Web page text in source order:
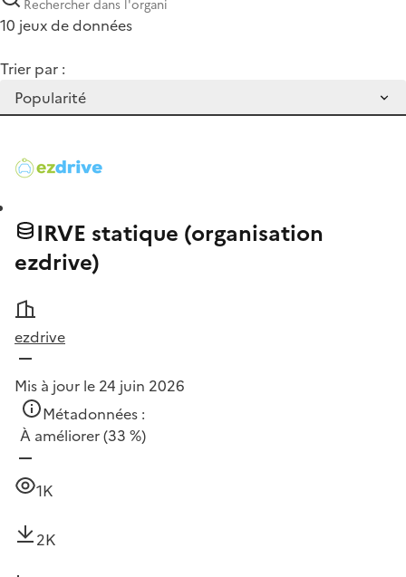
10 jeux de données
Trier par :
IRVE statique (organisation
ezdrive)
ezdrive
Mis à jour le 24 juin 2026
Métadonnées :
À améliorer(33 %)
1K
2K